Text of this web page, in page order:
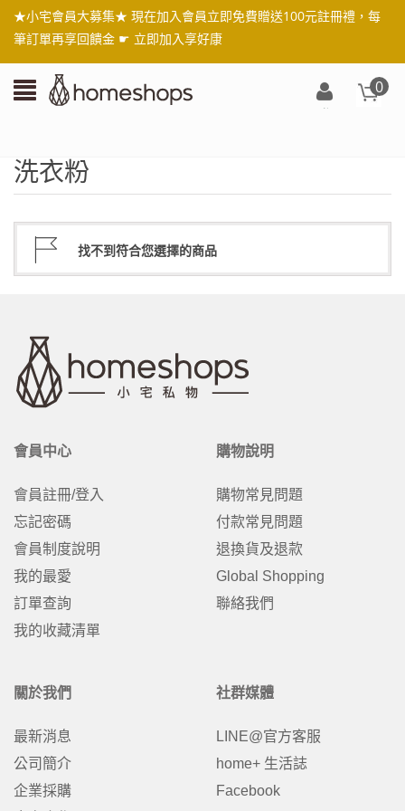
★小宅會員大募集★ 現在加入會員立即免費贈送100元註冊禮，每
筆訂單再享回饋金 ☛ 立即加入享好康
0
洗衣粉
找不到符合您選擇的商品
會員中心
會員註冊/登入
忘記密碼
會員制度說明
我的最愛
訂單查詢
我的收藏清單
購物說明
購物常見問題
付款常見問題
退換貨及退款
Global Shopping
聯絡我們
關於我們
最新消息
公司簡介
企業採購
社群媒體
LINE@官方客服
home+ 生活誌
Facebook